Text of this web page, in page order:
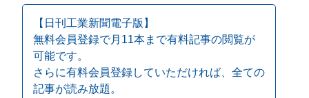
【日刊工業新聞電子版】
無料会員登録で月11本まで有料記事の閲覧が
可能です。
さらに有料会員登録していただければ、全ての
記事が読み放題。